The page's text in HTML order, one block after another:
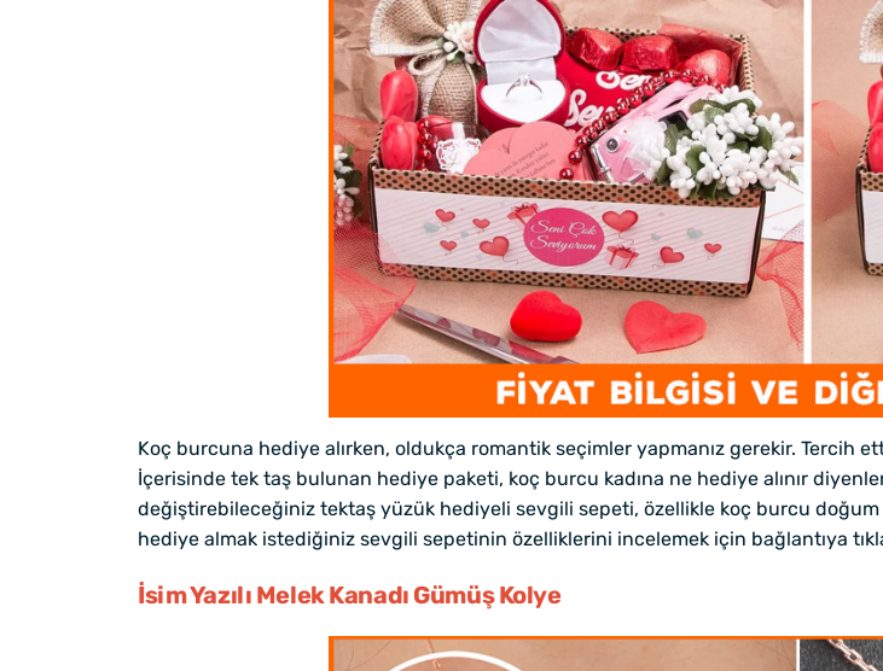
Koç burcuna hediye alırken, oldukça romantik seçimler yapmanız gerekir. Tercih
İçerisinde tek taş bulunan hediye paketi, koç burcu kadına ne hediye alınır
değiştirebileceğiniz tektaş yüzük hediyeli sevgili sepeti, özellikle koç burcu
hediye almak istediğiniz sevgili sepetinin özelliklerini incelemek için bağlantıya
İsim Yazılı Melek Kanadı Gümüş Kolye